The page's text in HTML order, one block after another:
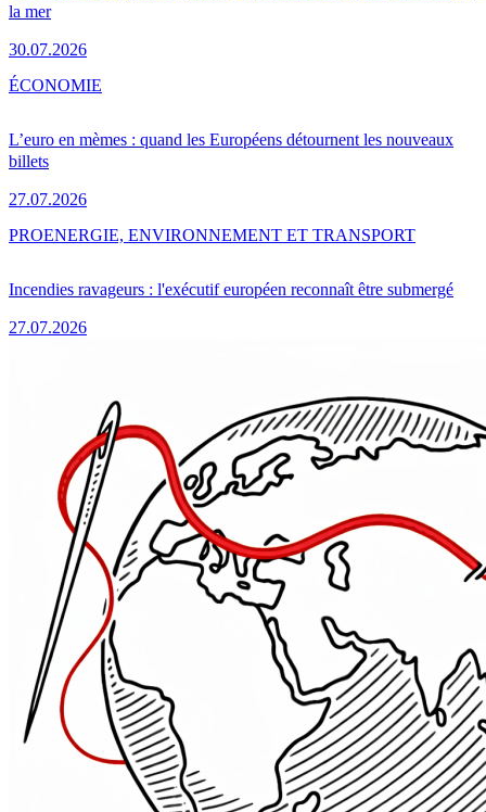
la mer
30.07.2026
L’euro en mèmes : quand les Européens détournent les nouveaux
billets
27.07.2026
ÉCONOMIE
Incendies ravageurs : l'exécutif européen reconnaît être submergé
27.07.2026
PROENERGIE, ENVIRONNEMENT ET TRANSPORT